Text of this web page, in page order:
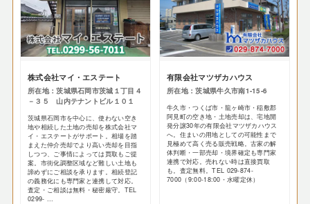
株式会社マイ・エステート
所在地：茨城県石岡市茨城１丁目４
－３５ 山内テナントビル１０１
茨城県石岡市を中心に、使わない空き
地や相続した土地の売却を株式会社マ
イ・エステートがサポート。相場を踏
まえた仲介売却でより高い売却を目指
しつつ、ご事情によっては買取もご提
案。市街化調整区域など難しい土地も
諦めずにご相談を承ります。相続登記
の義務化にも専門家と連携して対応。
査定・ご相談は無料・秘密厳守。TEL
0299- ...
有限会社マツザカハウス
所在地：茨城県牛久市南1-15-6
牛久市・つくば市・龍ヶ崎市・稲敷郡
阿見町の空き地・土地売却は、宅地開
発分譲30年の有限会社マツザカハウス
へ。住まいの用地としての可能性まで
見極めて高く売る販売戦略。古家の解
体判断・一部売却・境界確定も専門家
連携で対応。売れない時は直接買取
も。査定無料。TEL 029-874-
7000（9:00-18:00・水曜定休）